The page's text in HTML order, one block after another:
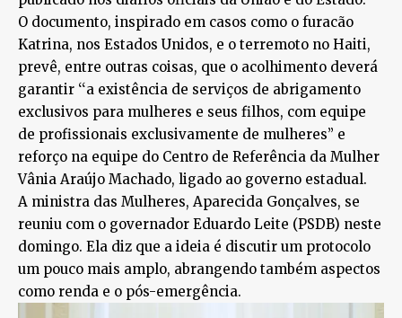
O documento, inspirado em casos como o furacão
Katrina, nos Estados Unidos, e o terremoto no Haiti,
prevê, entre outras coisas, que o acolhimento deverá
garantir ‘‘a existência de serviços de abrigamento
exclusivos para mulheres e seus filhos, com equipe
de profissionais exclusivamente de mulheres’’ e
reforço na equipe do Centro de Referência da Mulher
Vânia Araújo Machado, ligado ao governo estadual.
A ministra das Mulheres, Aparecida Gonçalves, se
reuniu com o governador Eduardo Leite (PSDB) neste
domingo. Ela diz que a ideia é discutir um protocolo
um pouco mais amplo, abrangendo também aspectos
como renda e o pós-emergência.